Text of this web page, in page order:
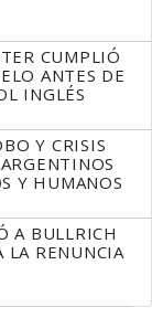
CUMPLIÓ
ANTES DE
INGLÉS
Y CRISIS
Y HUMANOS
A BULLRICH
LA RENUNCIA